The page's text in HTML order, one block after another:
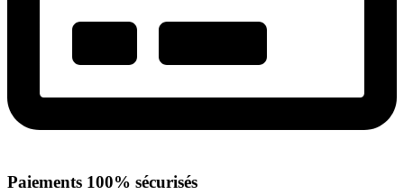
Paiements 100% sécurisés